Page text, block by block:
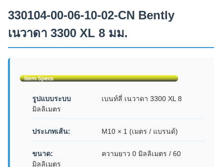
330104-00-06-10-02-CN Bently
เนวาดา 3300 XL 8 มม.
รูปแบบระบบ
เบนท์ลี่ เนวาดา 3300 XL 8
มิลลิเมตร
ประเภทเส้น: M10 × 1 (เมตร / แบรนด์)
ขนาด:
ความยาว 0 มิลลิเมตร / 60
มิลลิเมตร